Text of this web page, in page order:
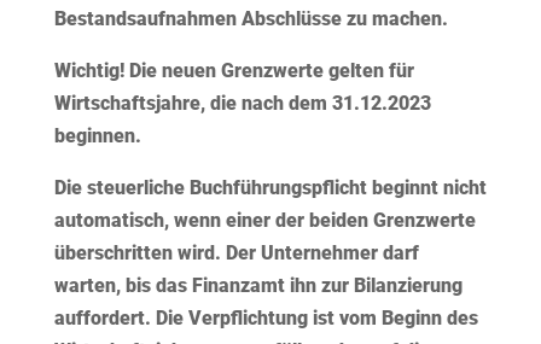
Bestandsaufnahmen Abschlüsse zu machen.
Wichtig!Die neuen Grenzwerte gelten für
Wirtschaftsjahre, die nach dem 31.12.2023
beginnen.
Die steuerlicheBuchführungspflicht beginnt nicht
automatisch, wenn einer der beiden Grenzwerte
überschritten wird. Der Unternehmer darf
warten, bis das Finanzamt ihn zur Bilanzierung
auffordert. Die Verpflichtung ist vom Beginn des